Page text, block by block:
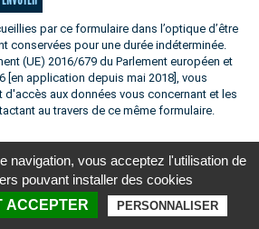
par ce formulaire dans l’optique d’être
conservées pour une durée indéterminée.
(UE) 2016/679 du Parlement européen et
[en application depuis mai 2018], vous
d'accès aux données vous concernant et les
au travers de ce même formulaire.
légales|Confidentialité|Données personnelles
- Développé par Web ex Machina
navigation, vous acceptez l'utilisation de
pouvant installer des cookies
ACCEPTER
PERSONNALISER